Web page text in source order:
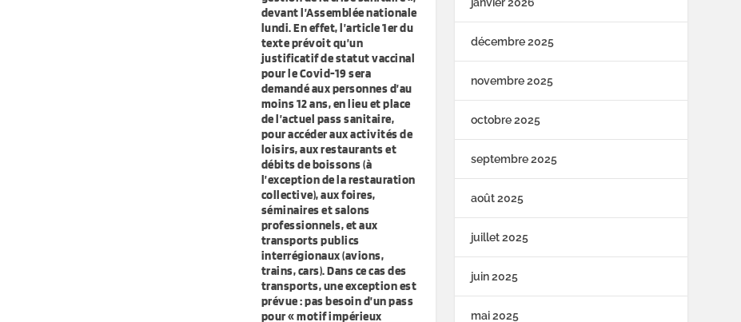
devant l’Assemblée nationale
lundi. En effet, l’article 1er du
texte prévoit qu’un
justificatif de statut vaccinal
pour le Covid-19 sera
demandé aux personnes d’au
moins 12 ans, en lieu et place
de l’actuel pass sanitaire,
pour accéder aux activités de
loisirs, aux restaurants et
débits de boissons (à
l’exception de la restauration
collective), aux foires,
séminaires et salons
professionnels, et aux
transports publics
interrégionaux (avions,
trains, cars). Dans ce cas des
transports, une exception est
prévue : pas besoin d’un pass
pour « motif impérieux
décembre 2025
novembre 2025
octobre 2025
septembre 2025
août 2025
juillet 2025
juin 2025
mai 2025